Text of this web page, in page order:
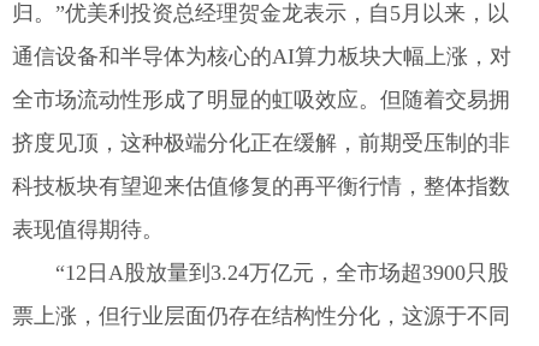
归。”优美利投资总经理贺金龙表示，自5月以来，以
通信设备和半导体为核心的AI算力板块大幅上涨，对
全市场流动性形成了明显的虹吸效应。但随着交易拥
挤度见顶，这种极端分化正在缓解，前期受压制的非
科技板块有望迎来估值修复的再平衡行情，整体指数
表现值得期待。
“12日A股放量到3.24万亿元，全市场超3900只股
票上涨，但行业层面仍存在结构性分化，这源于不同